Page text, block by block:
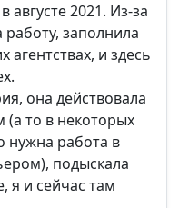
августе 2021. Из-за
работу, заполнила
агентствах, и здесь
она действовала
(а то в некоторых
нужна работа в
подыскала
я и сейчас там